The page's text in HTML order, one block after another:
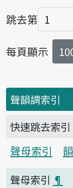
跳去第
頁碼
每頁顯示
聲韻調索引
快速跳去索引
聲母索引
聲母索引 ¶